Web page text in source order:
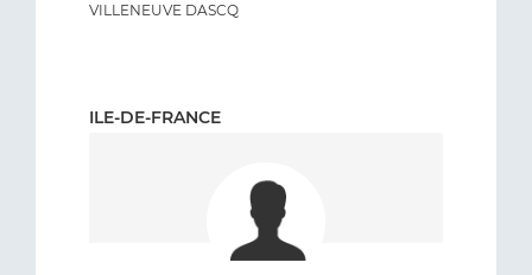
VILLENEUVE DASCQ
ILE-DE-FRANCE